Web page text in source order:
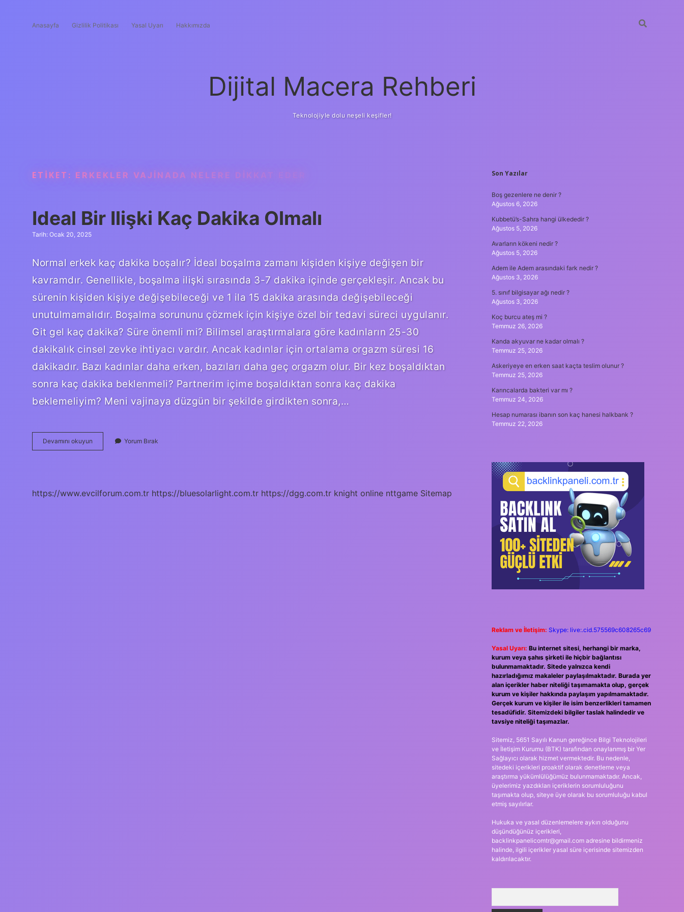
Anasayfa Gizlilik Politikası Yasal Uyarı Hakkımızda
Dijital Macera Rehberi
Teknolojiyle dolu neşeli keşifler!
ETIKET: ERKEKLER VAJINADA NELERE DIKKAT EDER
Ideal Bir Ilişki Kaç Dakika Olmalı
Tarih: Ocak 20, 2025
Normal erkek kaç dakika boşalır? İdeal boşalma zamanı kişiden kişiye değişen bir
kavramdır. Genellikle, boşalma ilişki sırasında 3-7 dakika içinde gerçekleşir. Ancak bu
sürenin kişiden kişiye değişebileceği ve 1 ila 15 dakika arasında değişebileceği
unutulmamalıdır. Boşalma sorununu çözmek için kişiye özel bir tedavi süreci uygulanır.
Git gel kaç dakika? Süre önemli mi? Bilimsel araştırmalara göre kadınların 25-30
dakikalık cinsel zevke ihtiyacı vardır. Ancak kadınlar için ortalama orgazm süresi 16
dakikadır. Bazı kadınlar daha erken, bazıları daha geç orgazm olur. Bir kez boşaldıktan
sonra kaç dakika beklenmeli? Partnerim içime boşaldıktan sonra kaç dakika
beklemeliyim? Meni vajinaya düzgün bir şekilde girdikten sonra,…
Devamını okuyun
Bir
Yorum Bırak
https://www.evcilforum.com.tr https://bluesolarlight.com.tr https://dgg.com.tr knight online nttgame Sitemap
SIDEBAR
Son Yazılar
Boş gezenlere ne denir ?
Ağustos 6, 2026
Kubbetü’s-Sahra hangi ülkededir ?
Ağustos 5, 2026
Avarların kökeni nedir ?
Ağustos 5, 2026
Adem ile Adem arasındaki fark nedir ?
Ağustos 3, 2026
5. sınıf bilgisayar ağı nedir ?
Ağustos 3, 2026
Koç burcu ateş mi ?
Temmuz 26, 2026
Kanda akyuvar ne kadar olmalı ?
Temmuz 25, 2026
Askeriyeye en erken saat kaçta teslim olunur ?
Temmuz 25, 2026
Karıncalarda bakteri var mı ?
Temmuz 24, 2026
Hesap numarası ibanın son kaç hanesi halkbank ?
Temmuz 22, 2026
Reklam ve İletişim: Skype: live:.cid.575569c608265c69
Yasal Uyarı: Bu internet sitesi, herhangi bir marka,
kurum veya şahıs şirketi ile hiçbir bağlantısı
bulunmamaktadır. Sitede yalnızca kendi
hazırladığımız makaleler paylaşılmaktadır. Burada yer
alan içerikler haber niteliği taşımamakta olup, gerçek
kurum ve kişiler hakkında paylaşım yapılmamaktadır.
Gerçek kurum ve kişiler ile isim benzerlikleri tamamen
tesadüfidir. Sitemizdeki bilgiler taslak halindedir ve
tavsiye niteliği taşımazlar.
Sitemiz, 5651 Sayılı Kanun gereğince Bilgi Teknolojileri
ve İletişim Kurumu (BTK) tarafından onaylanmış bir Yer
Sağlayıcı olarak hizmet vermektedir. Bu nedenle,
sitedeki içerikleri proaktif olarak denetleme veya
araştırma yükümlülüğümüz bulunmamaktadır. Ancak,
üyelerimiz yazdıkları içeriklerin sorumluluğunu
taşımakta olup, siteye üye olarak bu sorumluluğu kabul
etmiş sayılırlar.
Hukuka ve yasal düzenlemelere aykırı olduğunu
düşündüğünüz içerikleri,
backlinkpanelicomtr@gmail.comadresine bildirmeniz
halinde, ilgili içerikler yasal süre içerisinde sitemizden
kaldırılacaktır.